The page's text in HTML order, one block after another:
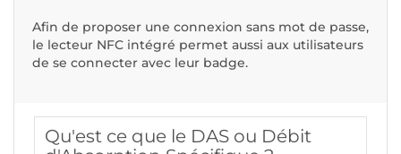
Afin de proposer une connexion sans mot de passe,
le lecteur NFC intégré permet aussi aux utilisateurs
de se connecter avec leur badge.
Qu'est ce que le DAS ou Débit